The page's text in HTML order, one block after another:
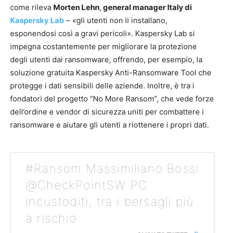
come rileva Morten Lehn, general manager Italy di
Kaspersky Lab – «gli utenti non li installano,
esponendosi così a gravi pericoli». Kaspersky Lab si
impegna costantemente per migliorare la protezione
degli utenti dai ransomware, offrendo, per esempio, la
soluzione gratuita Kaspersky Anti-Ransomware Tool che
protegge i dati sensibili delle aziende. Inoltre, è tra i
fondatori del progetto “No More Ransom”, che vede forze
dell’ordine e vendor di sicurezza uniti per combattere i
ransomware e aiutare gli utenti a riottenere i propri dati.
#Ransom Massimiliano Bossi
@CheckPointSW PC
incustoditi, tra i bersagli più
a rischio